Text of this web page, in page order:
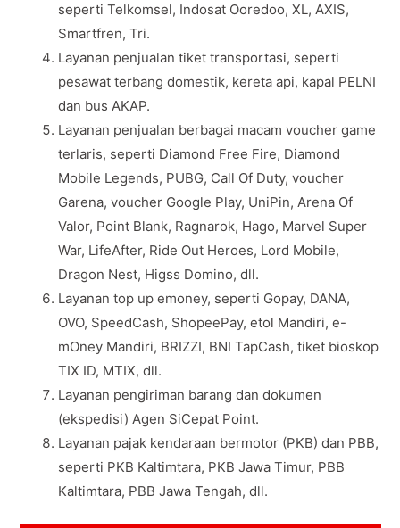
seperti Telkomsel, Indosat Ooredoo, XL, AXIS,
Smartfren, Tri.
Layanan penjualan tiket transportasi, seperti
pesawat terbang domestik, kereta api, kapal PELNI
dan bus AKAP.
Layanan penjualan berbagai macam voucher game
terlaris, seperti Diamond Free Fire, Diamond
Mobile Legends, PUBG, Call Of Duty, voucher
Garena, voucher Google Play, UniPin, Arena Of
Valor, Point Blank, Ragnarok, Hago, Marvel Super
War, LifeAfter, Ride Out Heroes, Lord Mobile,
Dragon Nest, Higss Domino, dll.
Layanan top up emoney, seperti Gopay, DANA,
OVO, SpeedCash, ShopeePay, etol Mandiri, e-
mOney Mandiri, BRIZZI, BNI TapCash, tiket bioskop
TIX ID, MTIX, dll.
Layanan pengiriman barang dan dokumen
(ekspedisi) Agen SiCepat Point.
Layanan pajak kendaraan bermotor (PKB) dan PBB,
seperti PKB Kaltimtara, PKB Jawa Timur, PBB
Kaltimtara, PBB Jawa Tengah, dll.